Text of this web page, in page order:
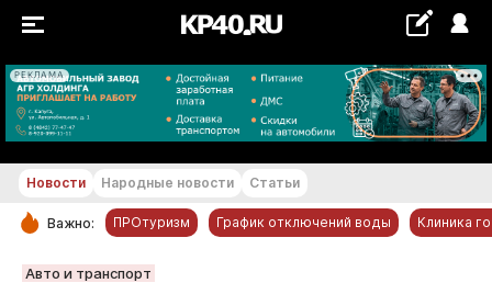
РЕКЛАМА
+21...+22 °С
РУБРИКИ
Новости Народные новости Статьи
Важно: ПРОтуризм График отключений воды Клиника
Авто и транспорт